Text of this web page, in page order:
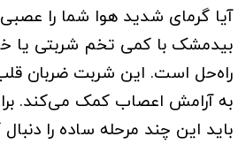
آیا گرمای شدید هوا شما را
بیدمشک با کمی تخم شربتی یا
راه‌حل است. این شربت ضربان
به آرامش اعصاب کمک می‌کند.
باید این چند مرحله ساده را